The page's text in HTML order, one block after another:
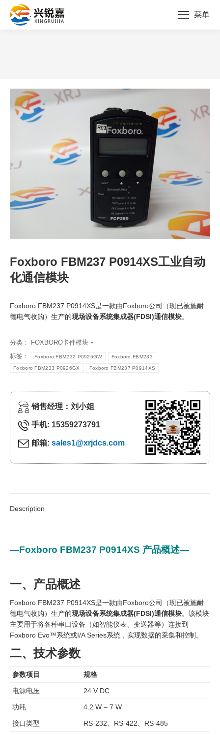
菜单
Foxboro FBM237 P0914XS工业自动
化通信模块
Foxboro FBM237 P0914XS是一款由Foxboro公司（现已被施耐
德电气收购）生产的现场设备系统集成器(FDSI)通信模块。
分类：
FOXBORO卡件模块
标签：
Foxboro FBM232 P0926GW Foxboro FBM233
Foxboro FBM233 P0926GX Foxboro FBM237 P0914XS
销售经理：刘小姐
手机: 15359273791
邮箱: sales1@xrjdcs.com
Description
—Foxboro FBM237 P0914XS 产品概述—
一、产品概述
Foxboro FBM237 P0914XS是一款由Foxboro公司（现已被施耐
德电气收购）生产的现场设备系统集成器(FDSI)通信模块。该模块
主要用于将各种串口设备（如智能仪表、变送器等）连接到
Foxboro Evo™系统或I/A Series系统，实现数据的采集和控制。
二、技术参数
参数项目 规格
电源电压 24 V DC
功耗 4.2 W – 7 W
接口类型 RS-232、RS-422、RS-485